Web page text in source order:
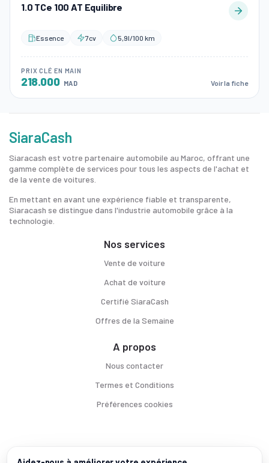
1.0 TCe 100 AT Equilibre
Essence 7cv 5,9l/100 km
PRIX CLÉ EN MAIN
218.000 MAD Voir la fiche
SiaraCash
Siaracash est votre partenaire automobile au Maroc, offrant une
gamme complète de services pour tous les aspects de l'achat et
de la vente de voitures.
En mettant en avant une expérience fiable et transparente,
Siaracash se distingue dans l'industrie automobile grâce à la
technologie.
Nos services
Vente de voiture
Achat de voiture
Certifié SiaraCash
Offres de la Semaine
A propos
Nous contacter
Termes et Conditions
Préférences cookies
Voitures par ville